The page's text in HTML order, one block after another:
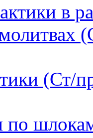
в
(Ст/
по